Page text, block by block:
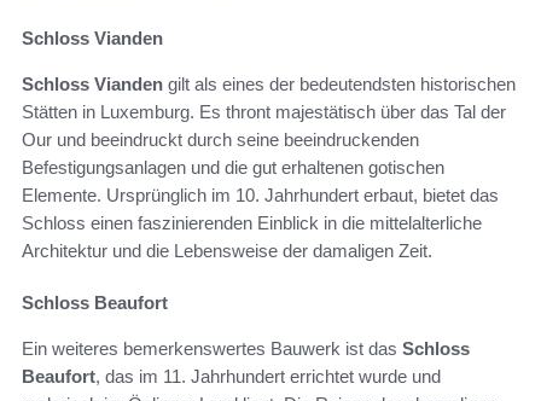
Schloss Vianden
Schloss Vianden gilt als eines der bedeutendsten historischen
Stätten in Luxemburg. Es thront majestätisch über das Tal der
Our und beeindruckt durch seine beeindruckenden
Befestigungsanlagen und die gut erhaltenen gotischen
Elemente. Ursprünglich im 10. Jahrhundert erbaut, bietet das
Schloss einen faszinierenden Einblick in die mittelalterliche
Architektur und die Lebensweise der damaligen Zeit.
Schloss Beaufort
Ein weiteres bemerkenswertes Bauwerk ist das Schloss
Beaufort, das im 11. Jahrhundert errichtet wurde und